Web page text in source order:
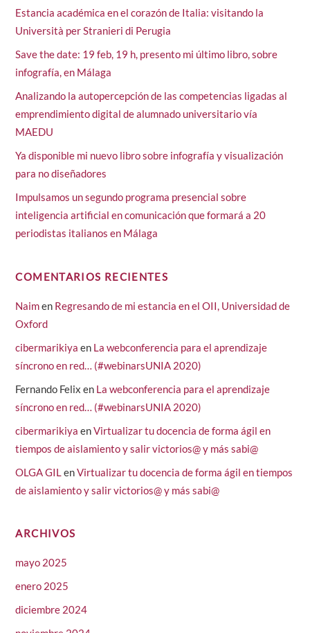
Estancia académica en el corazón de Italia: visitando la
Università per Stranieri di Perugia
Save the date: 19 feb, 19 h, presento mi último libro, sobre
infografía, en Málaga
Analizando la autopercepción de las competencias ligadas al
emprendimiento digital de alumnado universitario vía
MAEDU
Ya disponible mi nuevo libro sobre infografía y visualización
para no diseñadores
Impulsamos un segundo programa presencial sobre
inteligencia artificial en comunicación que formará a 20
periodistas italianos en Málaga
COMENTARIOS RECIENTES
Naimen Regresando de mi estancia en el OII, Universidad de
Oxford
cibermarikiya en La webconferencia para el aprendizaje
síncrono en red… (#webinarsUNIA 2020)
Fernando Felix en La webconferencia para el aprendizaje
síncrono en red… (#webinarsUNIA 2020)
cibermarikiya enVirtualizar tu docencia de forma ágil en
tiempos de aislamiento y salir victorios@ y más sabi@
OLGA GILenVirtualizar tu docencia de forma ágil en tiempos
de aislamiento y salir victorios@ y más sabi@
ARCHIVOS
mayo 2025
enero 2025
diciembre 2024